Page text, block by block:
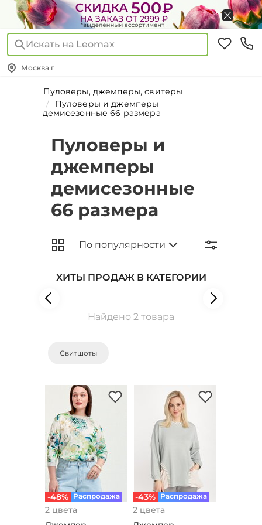
Искать на Leomax
Москва г
Пуловеры, джемперы, свитеры
Пуловеры и джемперы
демисезонные 66 размера
Пуловеры и
джемперы
демисезонные
66 размера
ХИТЫ ПРОДАЖ В КАТЕГОРИИ
Найдено 2 товара
Свитшоты
-48% Распродажа
2 цвета
-43% Распродажа
2 цвета